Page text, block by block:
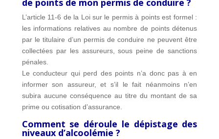
de points de mon permis de conduire ?
L’article 11-6 de la Loi sur le permis à points est formel :
les informations relatives au nombre de points détenus
par le titulaire d’un permis de conduire ne peuvent être
collectées par les assureurs, sous peine de sanctions
pénales.
Le conducteur qui perd des points n’a donc pas à en
informer son assureur, et s’il le fait néanmoins n’en
subira aucune conséquence au titre du montant de sa
prime ou cotisation d’assurance.
Comment se déroule le dépistage des
niveaux d’alcoolémie ?